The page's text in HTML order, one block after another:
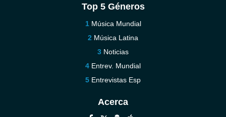
Top 5 Géneros
Música Mundial
Música Latina
Noticias
Entrev. Mundial
Entrevistas Esp
Acerca